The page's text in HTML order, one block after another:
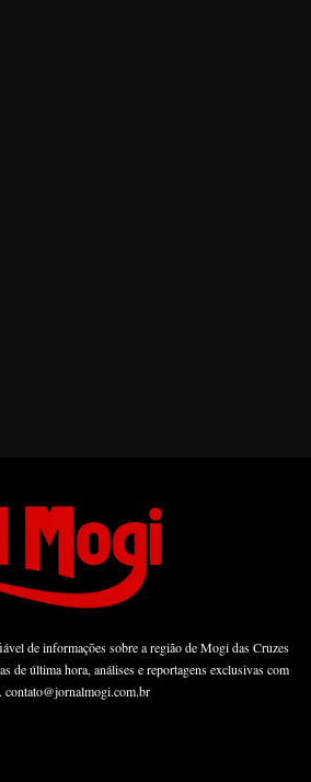
de informações sobre a região de Mogi das Cruzes
de última hora, análises e reportagens exclusivas com
contato@jornalmogi.com.br